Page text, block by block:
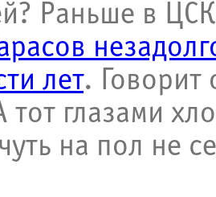
Раньше в
лет. Говорит
глазами
чуть на пол не